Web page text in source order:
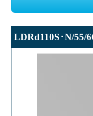
LDRd110S･N/55/